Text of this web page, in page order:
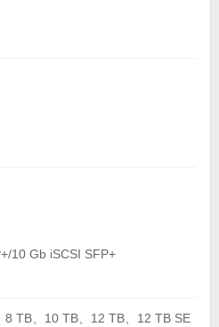
10 Gb iSCSI SFP+
TB、10 TB、12 TB、12 TB SE